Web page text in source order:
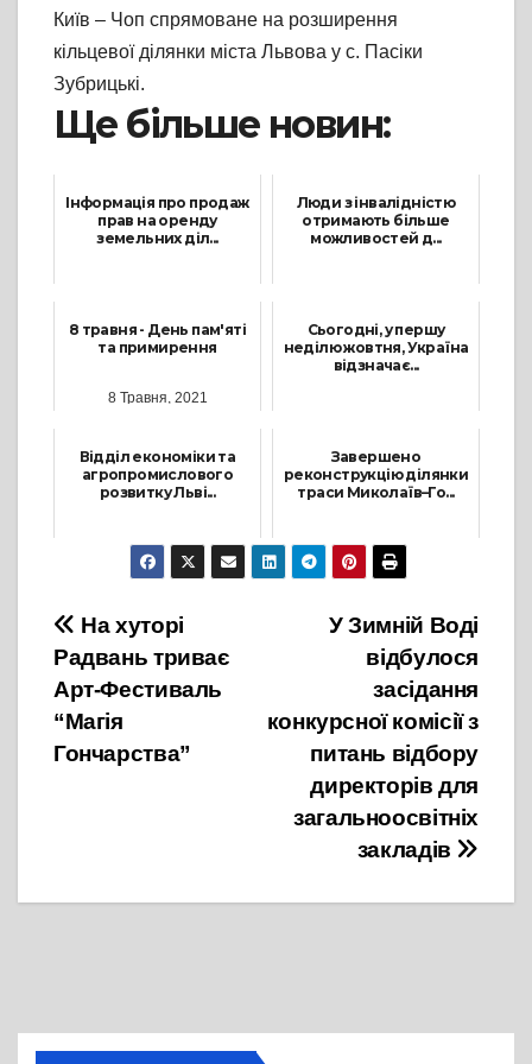
Київ – Чоп спрямоване на розширення
кільцевої ділянки міста Львова у с. Пасіки
Зубрицькі.
Ще більше новин:
Інформація про продаж
прав на оренду
земельних діл...
Люди з інвалідністю
отримають більше
можливостей д...
8 травня - День пам'яті
та примирення
8 Травня, 2021
Сьогодні, у першу
неділю жовтня, Україна
відзначає...
Відділ економіки та
агропромислового
розвитку Льві...
9 Листопада, 2021
Завершено
реконструкцію ділянки
траси Миколаїв–Го...
29 Жовтня, 2021
Навігація
записів
У Зимній Воді
відбулося
засідання
конкурсної комісії з
питань відбору
директорів для
загальноосвітніх
закладів
На хуторі
Радвань триває
Арт-Фестиваль
“Магія
Гончарства”